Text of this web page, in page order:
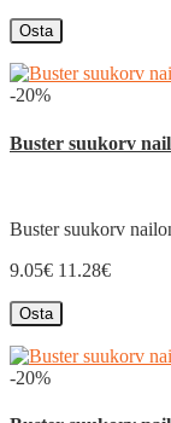
Osta
-20%
Buster suukorv
Buster suukorv
9.05€ 11.28€
Osta
-20%